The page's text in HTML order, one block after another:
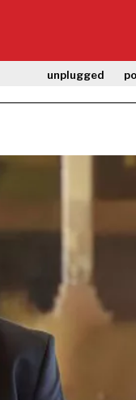
unplugged